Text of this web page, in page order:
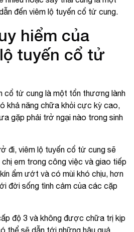
đến viêm lộ tuyến cổ tử cung.
hiểm của
tuyến cổ tử
cổ tử cung là một tổn thương lành
khả năng chữa khỏi cực kỳ cao,
gặp phải trở ngại nào trong sinh
đi, viêm lộ tuyến cổ tử cung sẽ
em trong công việc và giao tiếp
ẩm ướt và có mùi khó chịu, hơn
đời sống tình cảm của các cặp
độ 3 và không được chữa trị kịp
thể sẽ dẫn tới những hậu quả